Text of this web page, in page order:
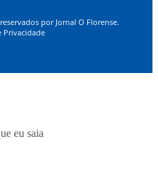
por Jornal O Florense.
Privacidade
eu saia